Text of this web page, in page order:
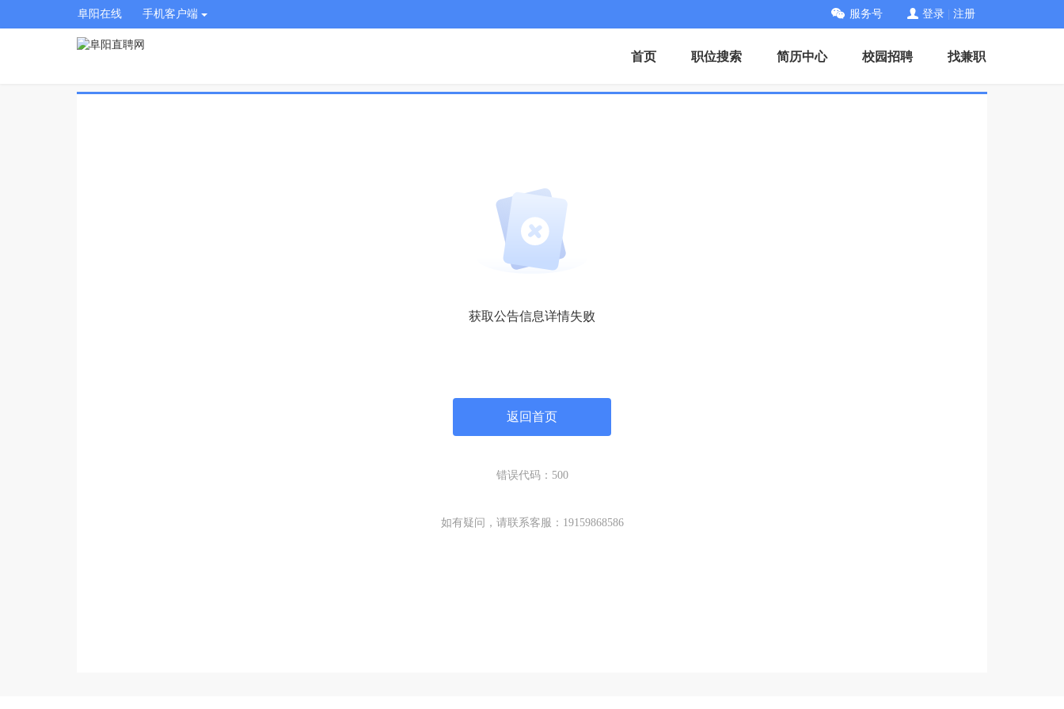
阜阳在线 手机客户端 服务号 登录 注册
首页 职位搜索 简历中心 校园招聘 找兼职
获取公告信息详情失败
返回首页
错误代码：500
如有疑问，请联系客服：19159868586